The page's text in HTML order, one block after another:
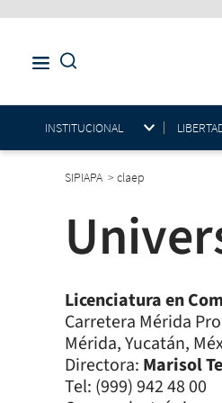
INSTITUCIONAL
SIPIAPA >claep
Licenciatura en
Carretera Mérida
Mérida, Yucatán,
Directora: Marisol
Tel: (999) 942 48 00